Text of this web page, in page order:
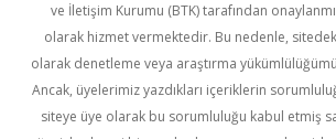
ve İletişim Kurumu (BTK) tarafından
olarak hizmet vermektedir. Bu nedenle,
olarak denetleme veya araştırma
Ancak, üyelerimiz yazdıkları içeriklerin
siteye üye olarak bu sorumluluğu kabul etmiş